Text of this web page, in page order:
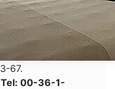
67.
Tel: 00-36-1-